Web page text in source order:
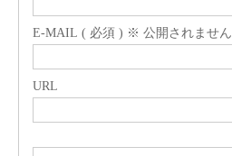
E-MAIL ( 必須 ) ※ 公開されません
URL